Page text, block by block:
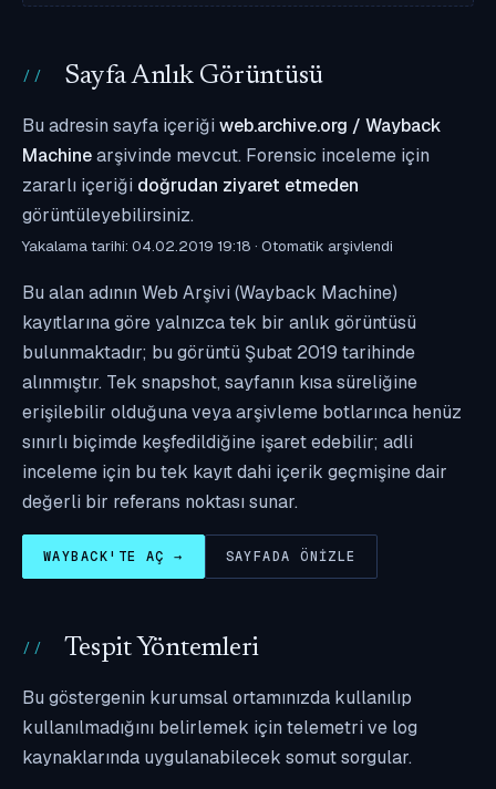
Sayfa Anlık Görüntüsü
Bu adresin sayfa içeriği web.archive.org / Wayback
Machinearşivinde mevcut. Forensic inceleme için
zararlı içeriği doğrudan ziyaret etmeden
görüntüleyebilirsiniz.
Yakalama tarihi: 04.02.2019 19:18 · Otomatik arşivlendi
Bu alan adının Web Arşivi (Wayback Machine)
kayıtlarına göre yalnızca tek bir anlık görüntüsü
bulunmaktadır; bu görüntü Şubat 2019 tarihinde
alınmıştır. Tek snapshot, sayfanın kısa süreliğine
erişilebilir olduğuna veya arşivleme botlarınca henüz
sınırlı biçimde keşfedildiğine işaret edebilir; adli
inceleme için bu tek kayıt dahi içerik geçmişine dair
değerli bir referans noktası sunar.
WAYBACK'TE AÇ → SAYFADA ÖNIZLE
Tespit Yöntemleri
Bu göstergenin kurumsal ortamınızda kullanılıp
kullanılmadığını belirlemek için telemetri ve log
kaynaklarında uygulanabilecek somut sorgular.